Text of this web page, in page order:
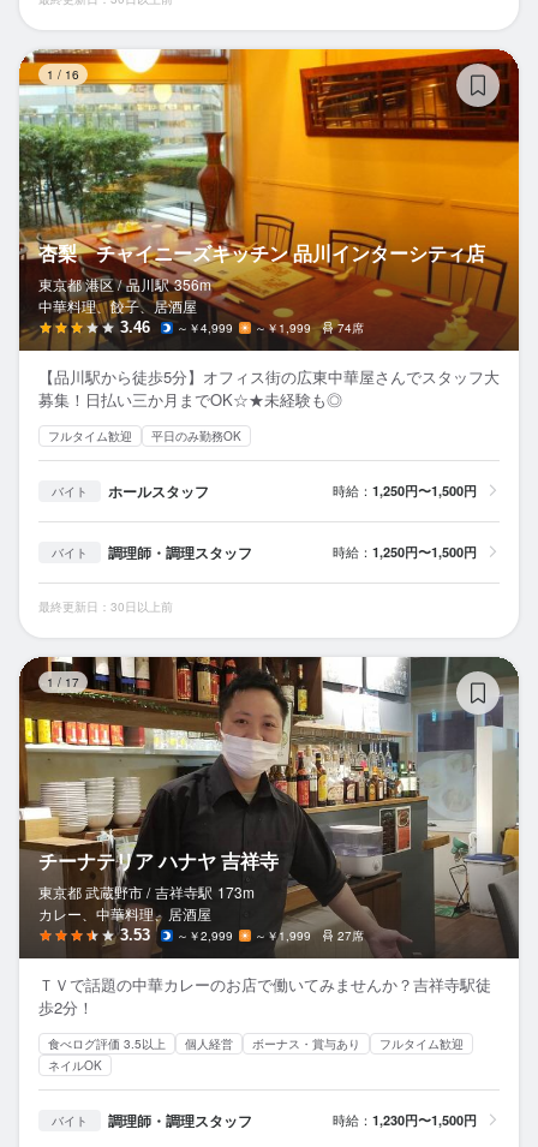
1 / 16
杏梨 チャイニーズキッチン 品川インターシティ店
東京都 港区 / 品川駅 356m
中華料理、餃子、居酒屋
3.46 ～￥4,999 ～￥1,999 74席
【品川駅から徒歩5分】オフィス街の広東中華屋さんでスタッフ大
募集！日払い三か月までOK☆★未経験も◎
フルタイム歓迎 平日のみ勤務OK
バイト ホールスタッフ 時給： 1,250円〜1,500円
バイト 調理師・調理スタッフ 時給： 1,250円〜1,500円
最終更新日：30日以上前
1 / 17
チーナテリア ハナヤ 吉祥寺
東京都 武蔵野市 / 吉祥寺駅 173m
カレー、中華料理、居酒屋
3.53 ～￥2,999 ～￥1,999 27席
ＴＶで話題の中華カレーのお店で働いてみませんか？吉祥寺駅徒
歩2分！
食べログ評価 3.5以上 個人経営 ボーナス・賞与あり
フルタイム歓迎
ネイルOK
バイト 調理師・調理スタッフ 時給： 1,230円〜1,500円